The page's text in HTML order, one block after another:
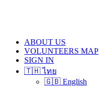
ABOUT US
VOLUNTEERS MAP
SIGN IN
🇹🇭 ไทย
🇬🇧 English